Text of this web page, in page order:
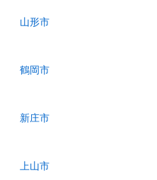
山形市
鶴岡市
新庄市
上山市